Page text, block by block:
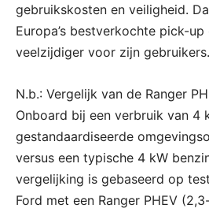
gebruikskosten en veiligheid.
Europa’s bestverkochte pick-
veelzijdiger voor zijn gebruikers.
N.b.: Vergelijk van de Ranger
Onboard bij een verbruik van 4
gestandaardiseerde
versus een typische 4 kW
vergelijking is gebaseerd op
Ford met een Ranger PHEV